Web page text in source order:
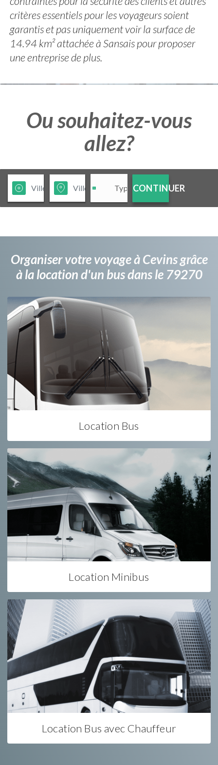
critères essentiels pour les voyageurs soient
garantis et pas uniquement voir la surface de
14.94 km² attachée à Sansais pour proposer
une entreprise de plus.
Ou souhaitez-vous
allez?
CONTINUER
Organiser votre voyage à Cevins grâce
à la location d'un bus dans le 79270
Location Bus
Location Minibus
Location Bus avec Chauffeur